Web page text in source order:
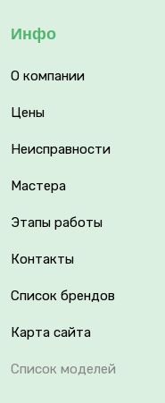
Инфо
О компании
Цены
Неисправности
Мастера
Этапы работы
Контакты
Список брендов
Карта сайта
Список моделей